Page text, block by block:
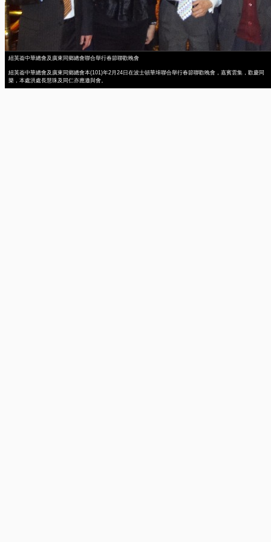
紐英崙中華總會及廣東同鄉總會聯合舉行春節聯歡晚會
紐英崙中華總會及廣東同鄉總會本(101)年2月24日在波士頓華埠聯合舉行春節聯歡晚會，嘉賓雲集，歡慶同
樂，本處洪處長慧珠及同仁亦應邀與會。